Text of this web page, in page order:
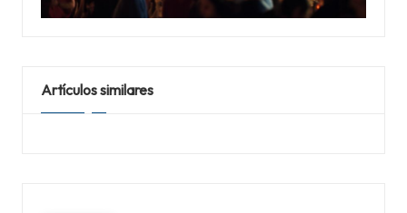
Artículos similares